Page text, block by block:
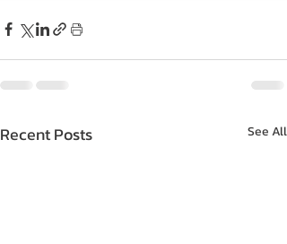
Recent Posts See All